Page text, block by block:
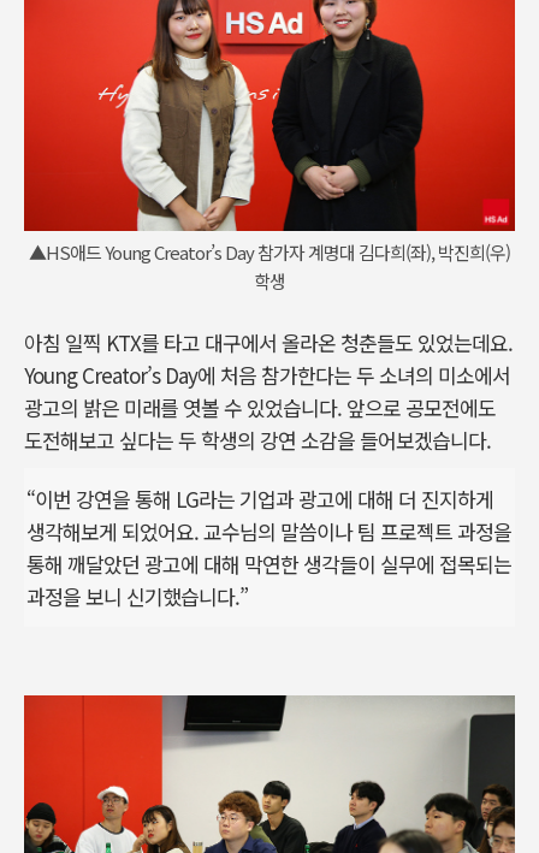
▲HS애드 Young Creator’s Day 참가자 계명대 김다희(좌), 박진희(우)
학생
아침 일찍 KTX를 타고 대구에서 올라온 청춘들도 있었는데요.
Young Creator’s Day에 처음 참가한다는 두 소녀의 미소에서
광고의 밝은 미래를 엿볼 수 있었습니다. 앞으로 공모전에도
도전해보고 싶다는 두 학생의 강연 소감을 들어보겠습니다.
“이번 강연을 통해 LG라는 기업과 광고에 대해 더 진지하게
생각해보게 되었어요. 교수님의 말씀이나 팀 프로젝트 과정을
통해 깨달았던 광고에 대해 막연한 생각들이 실무에 접목되는
과정을 보니 신기했습니다.”